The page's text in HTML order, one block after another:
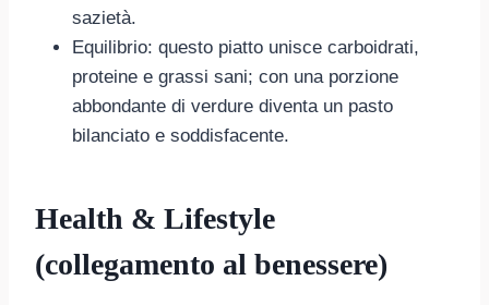
sazietà.
Equilibrio: questo piatto unisce carboidrati,
proteine e grassi sani; con una porzione
abbondante di verdure diventa un pasto
bilanciato e soddisfacente.
Health & Lifestyle
(collegamento al benessere)